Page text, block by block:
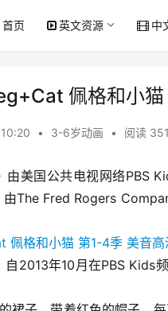
首页 英文资源 中
佩格和小
• 3-6岁动画 • 阅读
由美国公共电视网络PBS
The Fred Rogers
自2013年10月在PBS